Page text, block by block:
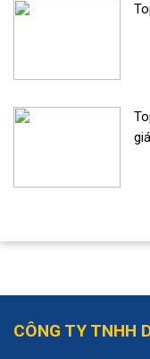
CÔNG TY TNHH